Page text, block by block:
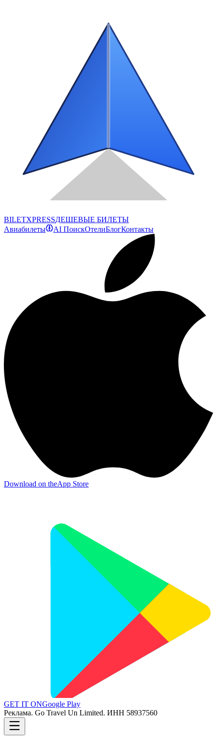
BILETXPRESSДЕШЕВЫЕ БИЛЕТЫ
Авиабилеты
AI ПоискОтелиБлогКонтакты
Download on theApp Store
GET IT ONGoogle Play
Реклама. Go Travel Un Limited. ИНН 58937560